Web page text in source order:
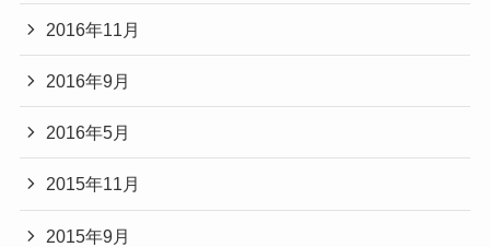
2016年11月
2016年9月
2016年5月
2015年11月
2015年9月